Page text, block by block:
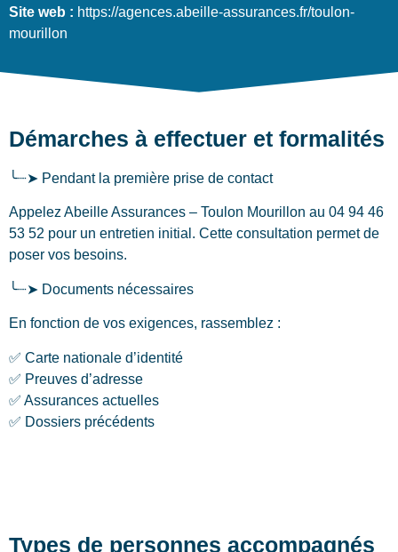
Site web : https://agences.abeille-assurances.fr/toulon-
mourillon
Démarches à effectuer et formalités
╰┈➤ Pendant la première prise de contact
Appelez Abeille Assurances – Toulon Mourillon au 04 94 46
53 52 pour un entretien initial. Cette consultation permet de
poser vos besoins.
╰┈➤ Documents nécessaires
En fonction de vos exigences, rassemblez :
✅ Carte nationale d’identité
✅ Preuves d’adresse
✅ Assurances actuelles
✅ Dossiers précédents
Types de personnes accompagnés